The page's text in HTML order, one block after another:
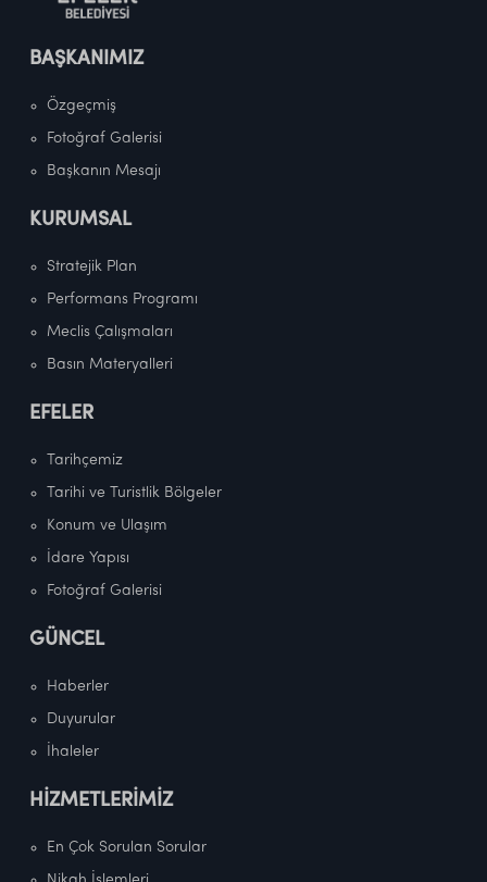
BAŞKANIMIZ
Özgeçmiş
Fotoğraf Galerisi
Başkanın Mesajı
KURUMSAL
Stratejik Plan
Performans Programı
Meclis Çalışmaları
Basın Materyalleri
EFELER
Tarihçemiz
Tarihi ve Turistlik Bölgeler
Konum ve Ulaşım
İdare Yapısı
Fotoğraf Galerisi
GÜNCEL
Haberler
Duyurular
İhaleler
HİZMETLERİMİZ
En Çok Sorulan Sorular